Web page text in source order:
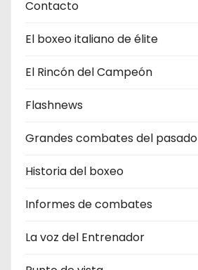
Contacto
El boxeo italiano de élite
El Rincón del Campeón
Flashnews
Grandes combates del pasado
Historia del boxeo
Informes de combates
La voz del Entrenador